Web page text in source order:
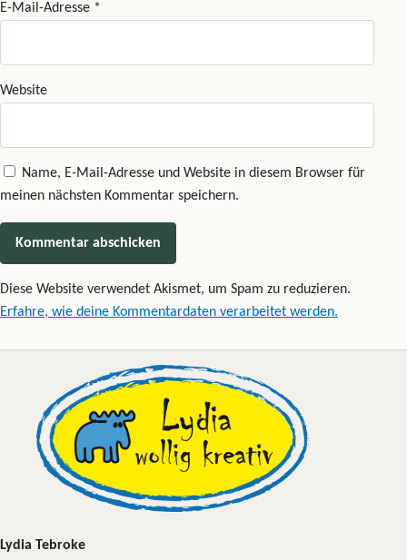
E-Mail-Adresse *
Website
Name, E-Mail-Adresse und Website in diesem Browser für
meinen nächsten Kommentar speichern.
Diese Website verwendet Akismet, um Spam zu reduzieren.
Erfahre, wie deine Kommentardaten verarbeitet werden.
Lydia Tebroke